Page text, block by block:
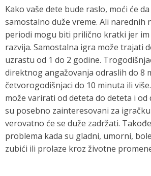
Kako vaše dete bude raslo, moći će
samostalno duže vreme. Ali narednih
periodi mogu biti prilično kratki jer im
razvija. Samostalna igra može trajati
uzrastu od 1 do 2 godine.
direktnog angažovanja odraslih do 8
četvorogodišnjaci do 10 minuta ili
može varirati od deteta do deteta i od
su posebno zainteresovani za
verovatno će se duže zadržati.
problema kada su gladni, umorni,
zubići ili prolaze kroz životne